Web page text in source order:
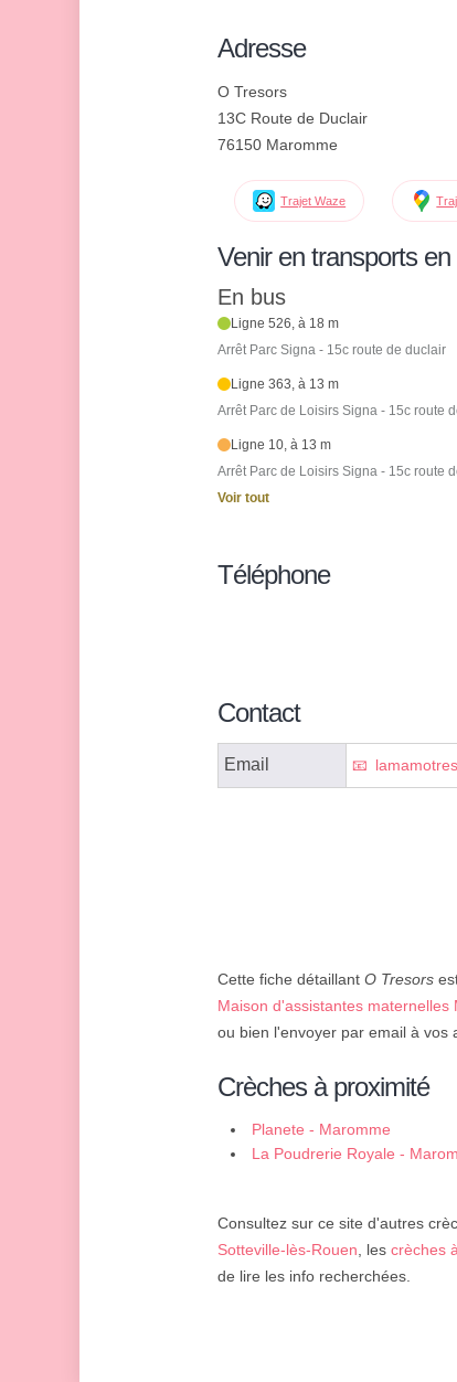
Adresse
O Tresors
13C Route de Duclair
76150 Maromme
Trajet Waze
Venir en transports
En bus
Ligne 526, à 18 m
Arrêt Parc Signa - 15c route de duclair
Ligne 363, à 13 m
Arrêt Parc de Loisirs Signa - 15c route
Ligne 10, à 13 m
Arrêt Parc de Loisirs Signa - 15c route
Voir tout
Téléphone
Contact
Email
Cette fiche détaillant O Tresors
Maison d'assistantes maternelles
ou bien l'envoyer par email à vos
Crèches à proximité
Planete - Maromme
La Poudrerie Royale -
Consultez sur ce site d'autres
Sotteville-lès-Rouen, les crèches
de lire les info recherchées.